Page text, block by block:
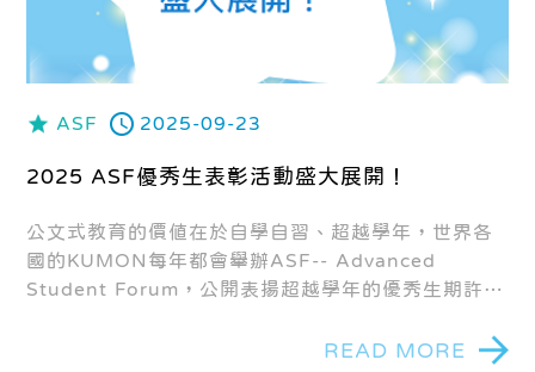
ASF 2025-09-23
2025 ASF優秀生表彰活動盛大展開！
公文式教育的價值在於自學自習、超越學年，世界各
國的KUMON每年都會舉辦ASF-- Advanced
Student Forum，公開表揚超越學年的優秀生期許每
READ MORE